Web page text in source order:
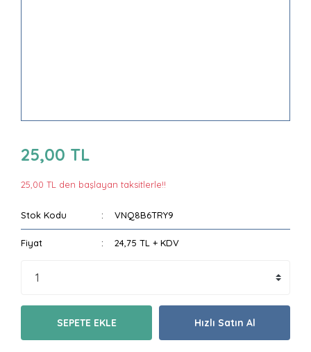
25,00 TL
25,00 TL den başlayan taksitlerle!!
Stok Kodu VNQ8B6TRY9
Fiyat 24,75 TL + KDV
SEPETE EKLE Hızlı Satın Al